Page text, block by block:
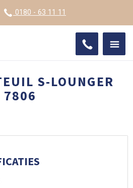
0180 - 63 11 11
S-LOUNGER
7806